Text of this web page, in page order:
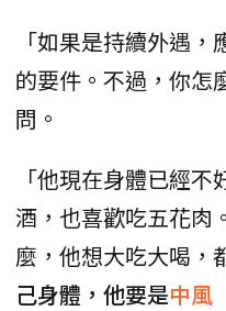
「如果是持續外遇
的要件。不過，你怎
問。
「他現在身體已經
酒，也喜歡吃五花肉
麼，他想大吃大喝，
己身體，他要是中風